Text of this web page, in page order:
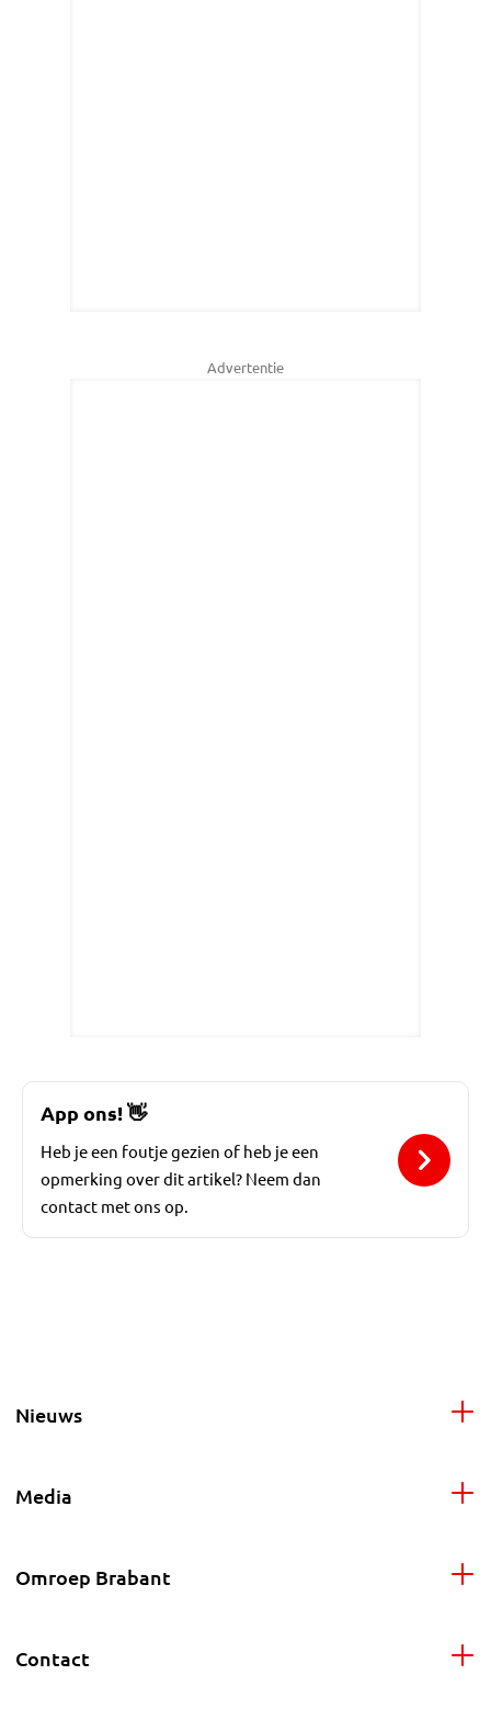
Advertentie
App ons!👋
Heb je een foutje gezien of heb je een
opmerking over dit artikel? Neem dan
contact met ons op.
Nieuws
Media
Omroep Brabant
Contact